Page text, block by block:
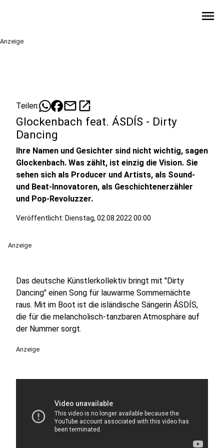
menu
Anzeige
Teilen: mailopen_in_new
Glockenbach feat. ÁSDÍS - Dirty
Dancing
Ihre Namen und Gesichter sind nicht wichtig, sagen
Glockenbach. Was zählt, ist einzig die Vision. Sie
sehen sich als Producer und Artists, als Sound-
und Beat-Innovatoren, als Geschichtenerzähler
und Pop-Revoluzzer.
Veröffentlicht: Dienstag, 02.08.2022 00:00
Anzeige
Das deutsche Künstlerkollektiv bringt mit "Dirty
Dancing" einen Song für lauwarme Sommernächte
raus. Mit im Boot ist die isländische Sängerin ÁSDÍS,
die für die melancholisch-tanzbaren Atmosphäre auf
der Nummer sorgt.
Anzeige